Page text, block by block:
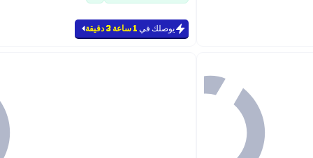
يوصلك في 1 ساعة 3 دقيقة